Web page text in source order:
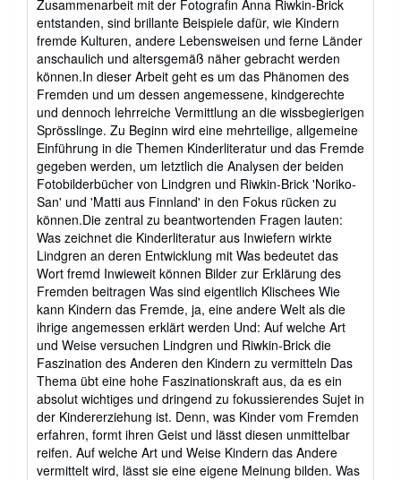
Zusammenarbeit mit der Fotografin Anna Riwkin-Brick
entstanden, sind brillante Beispiele dafür, wie Kindern
fremde Kulturen, andere Lebensweisen und ferne Länder
anschaulich und altersgemäß näher gebracht werden
können.In dieser Arbeit geht es um das Phänomen des
Fremden und um dessen angemessene, kindgerechte
und dennoch lehrreiche Vermittlung an die wissbegierigen
Sprösslinge. Zu Beginn wird eine mehrteilige, allgemeine
Einführung in die Themen Kinderliteratur und das Fremde
gegeben werden, um letztlich die Analysen der beiden
Fotobilderbücher von Lindgren und Riwkin-Brick 'Noriko-
San' und 'Matti aus Finnland' in den Fokus rücken zu
können.Die zentral zu beantwortenden Fragen lauten:
Was zeichnet die Kinderliteratur aus Inwiefern wirkte
Lindgren an deren Entwicklung mit Was bedeutet das
Wort fremd Inwieweit können Bilder zur Erklärung des
Fremden beitragen Was sind eigentlich Klischees Wie
kann Kindern das Fremde, ja, eine andere Welt als die
ihrige angemessen erklärt werden Und: Auf welche Art
und Weise versuchen Lindgren und Riwkin-Brick die
Faszination des Anderen den Kindern zu vermitteln Das
Thema übt eine hohe Faszinationskraft aus, da es ein
absolut wichtiges und dringend zu fokussierendes Sujet in
der Kindererziehung ist. Denn, was Kinder vom Fremden
erfahren, formt ihren Geist und lässt diesen unmittelbar
reifen. Auf welche Art und Weise Kindern das Andere
vermittelt wird, lässt sie eine eigene Meinung bilden. Was